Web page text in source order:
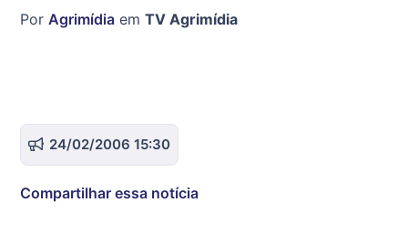
Por Agrimídia em TV Agrimídia
24/02/2006 15:30
Compartilhar essa notícia